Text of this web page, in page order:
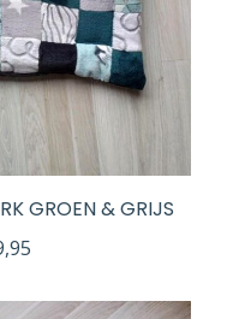
GROEN & GRIJS